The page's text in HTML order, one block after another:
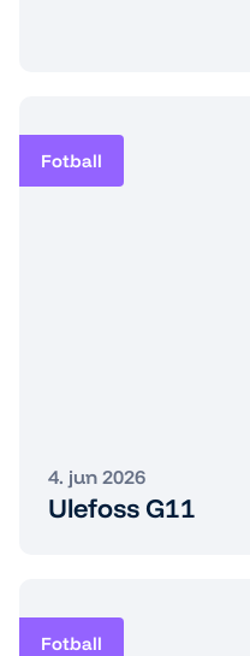
Fotball
4. jun 2026
Ulefoss G11
Fotball